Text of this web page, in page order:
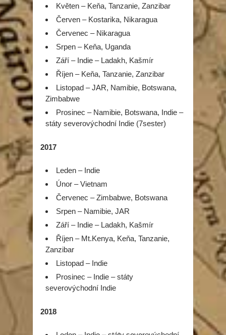
Květen – Keňa, Tanzanie, Zanzibar
Červen – Kostarika, Nikaragua
Červenec – Nikaragua
Srpen – Keňa, Uganda
Září – Indie – Ladakh, Kašmír
Říjen – Keňa, Tanzanie, Zanzibar
Listopad – JAR, Namibie, Botswana,
Zimbabwe
Prosinec – Namibie, Botswana, Indie –
státy severovýchodní Indie (7sester)
2017
Leden – Indie
Únor – Vietnam
Červenec – Zimbabwe, Botswana
Srpen – Namibie, JAR
Září – Indie – Ladakh, Kašmír
Říjen – Mt.Kenya, Keňa, Tanzanie,
Zanzibar
Listopad – Indie
Prosinec – Indie – státy
severovýchodní Indie
2018